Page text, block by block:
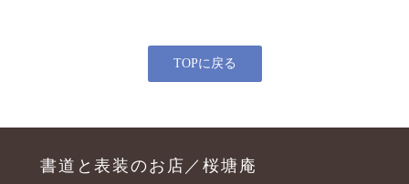
TOPに戻る
書道と表装のお店／桜塘庵